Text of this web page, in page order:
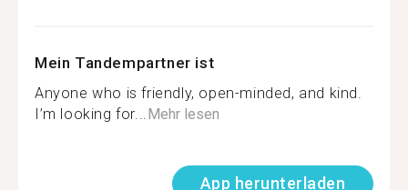
Mein Tandempartner ist
Anyone who is friendly, open-minded, and kind.
I’m looking for...Mehr lesen
App herunterladen